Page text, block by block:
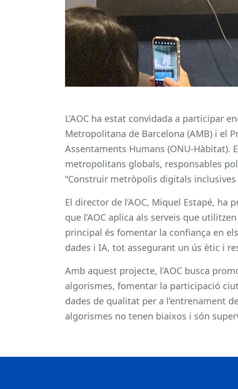
L’AOC ha estat convidada a participar
Metropolitana de Barcelona (AMB) i el
Assentaments Humans (ONU-Hàbitat).
metropolitans globals, responsables
“Construir metròpolis digitals inclusives
El director de l’AOC, Miquel Estapé, ha
que l’AOC aplica als serveis que
principal és fomentar la confiança en
dades i IA, tot assegurant un ús ètic i
Amb aquest projecte, l’AOC busca
algorismes, fomentar la participació
dades de qualitat per a l’entrenament
algorismes no tenen biaixos i són